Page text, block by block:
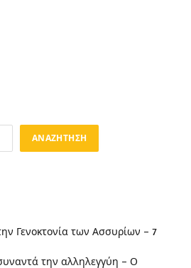
ΑΝΑΖΉΤΗΣΗ
Γενοκτονία των Ασσυρίων – 7
την αλληλεγγύη – Ο